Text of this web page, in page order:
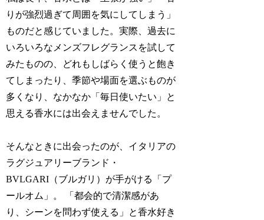
りが強烈過ぎて周囲を気にしてしまう」
ものだと感じていました。実際、過去に
いろいろなメンズフレグランスを試して
みたものの、どれもしばらく使うと飽き
てしまったり、季節や場面を選ぶものが
多くなり、なかなか「毎日使いたい」と
思える香水には出会えませんでした。
そんなときに出会ったのが、イタリアの
ラグジュアリーブランド・
BVLGARI（ブルガリ）が手がける「プ
ールオム」。 「都会的で清潔感があ
り、シーンを問わず使える」と香水好き